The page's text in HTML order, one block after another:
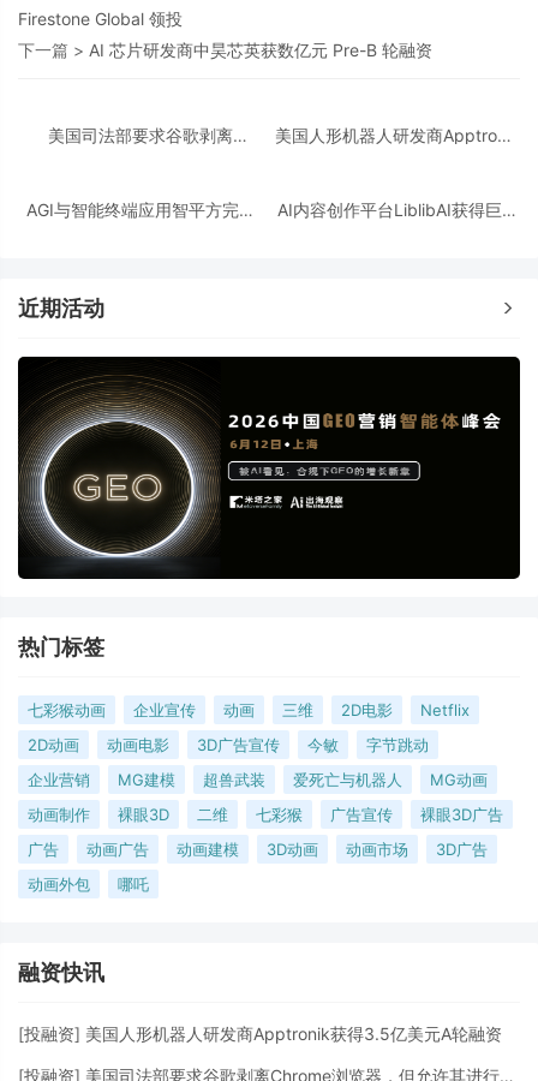
Firestone Global 领投
下一篇 > AI 芯片研发商中昊芯英获数亿元 Pre-B 轮融资
美国司法部要求谷歌剥离
美国人形机器人研发商Apptronik
AGI与智能终端应用智平方完成
AI内容创作平台LiblibAI获得巨人
近期活动
热门标签
七彩猴动画 企业宣传 动画 三维 2D电影
Netflix
2D动画
动画电影 3D广告宣传 今敏
字节跳动
企业营销
MG建模 超兽武装 爱死亡与机器人
MG动画
动画制作
裸眼3D 二维 七彩猴 广告宣传
裸眼3D广告
广告
动画广告 动画建模 3D动画 动画市场
3D广告
动画外包
哪吒
融资快讯
[投融资] 美国人形机器人研发商Apptronik获得3.5亿美元A轮融资
[投融资] 美国司法部要求谷歌剥离Chrome浏览器，但允许其进行AI投资